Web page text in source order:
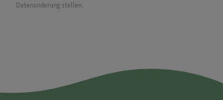
Datenänderung stellen.